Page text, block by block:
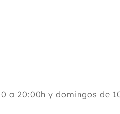
a 20:00h y domingos de